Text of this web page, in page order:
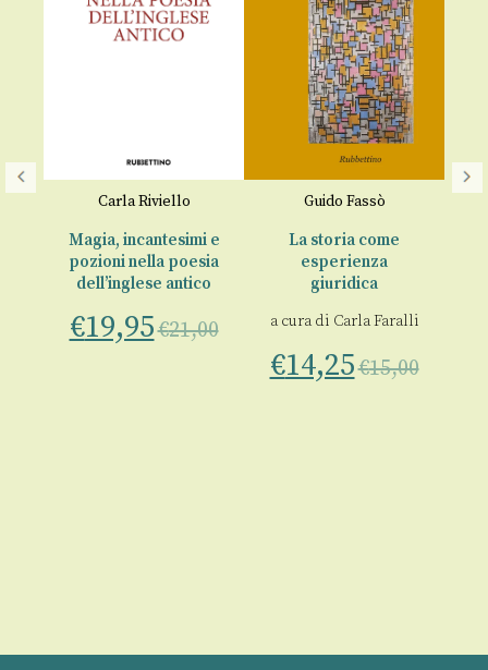
Carla Riviello
Magia, incantesimi e
pozioni nella poesia
dell’inglese antico
€19,95€21,00
Guido Fassò
La storia come
esperienza
giuridica
a cura di Carla Faralli
€14,25€15,00